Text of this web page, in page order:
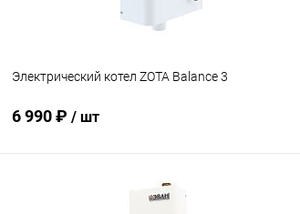
Электрический котел ZOTA Balance 3
6 990 ₽ / шт
В корзину